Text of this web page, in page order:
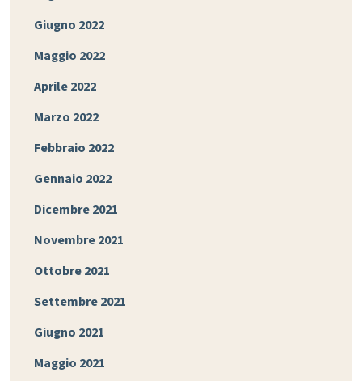
Giugno 2022
Maggio 2022
Aprile 2022
Marzo 2022
Febbraio 2022
Gennaio 2022
Dicembre 2021
Novembre 2021
Ottobre 2021
Settembre 2021
Giugno 2021
Maggio 2021